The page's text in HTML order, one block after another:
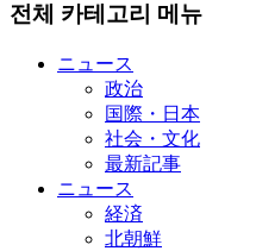
전체 카테고리 메뉴
ニュース
政治
国際・日本
社会・文化
最新記事
ニュース
経済
北朝鮮